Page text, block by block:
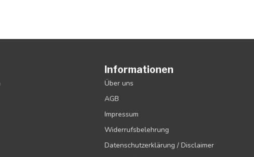
Informationen
Über uns
AGB
Impressum
Widerrufsbelehrung
Datenschutzerklärung / Disclaimer